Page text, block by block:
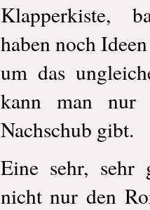
Klapperkiste,
haben noch
um das
kann man nur
Nachschub gibt.
Eine sehr, sehr
nicht nur den